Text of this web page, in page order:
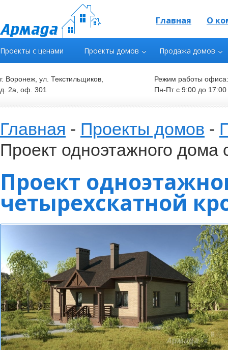
Главная О
Проекты с ценами Проекты домов Продажа домов
г. Воронеж, ул. Текстильщиков,
д. 2а, оф. 301
Режим работы офиса:
Пн-Пт с 9:00 до 17:00
Главная - Проекты домов -
Проект одноэтажного дома
Проект
четырехскатной